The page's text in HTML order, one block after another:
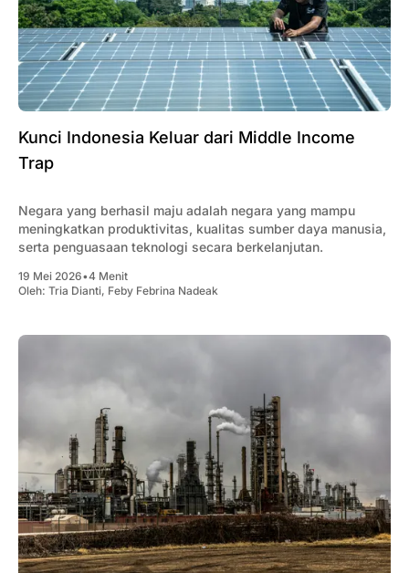
Kunci Indonesia Keluar dari Middle Income
Trap
Negara yang berhasil maju adalah negara yang mampu
meningkatkan produktivitas, kualitas sumber daya manusia,
serta penguasaan teknologi secara berkelanjutan.
19 Mei 2026•4 Menit
Oleh: Tria Dianti, Feby Febrina Nadeak